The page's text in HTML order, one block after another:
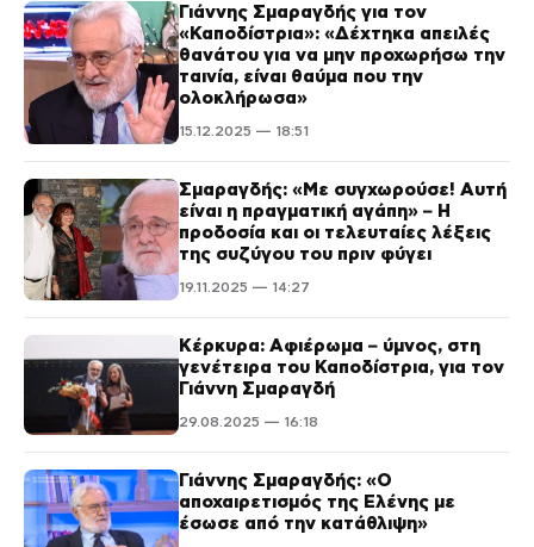
Γιάννης Σμαραγδής για τον
«Καποδίστρια»: «Δέχτηκα απειλές
θανάτου για να μην προχωρήσω την
ταινία, είναι θαύμα που την
ολοκλήρωσα»
15.12.2025 — 18:51
Σμαραγδής: «Με συγχωρούσε! Αυτή
είναι η πραγματική αγάπη» – Η
προδοσία και οι τελευταίες λέξεις
της συζύγου του πριν φύγει
19.11.2025 — 14:27
Κέρκυρα: Αφιέρωμα – ύμνος, στη
γενέτειρα του Καποδίστρια, για τον
Γιάννη Σμαραγδή
29.08.2025 — 16:18
Γιάννης Σμαραγδής: «Ο
αποχαιρετισμός της Ελένης με
έσωσε από την κατάθλιψη»